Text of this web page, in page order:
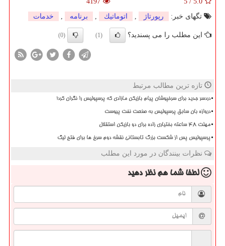
تگهای خبر:
رپورتاژ , اتوماتیك , برنامه , خدمات
این مطلب را می پسندید؟ (1)
(0)
تازه ترین مطالب مرتبط
دردسر جدید برای سرخپوشان پیام بازیکن مازادی که پرسپولیس را نگران کرد!
دروازه بان سابق پرسپولیس به صنعت نفت پیوست
مهلت 48 ساعته بختیاری زاده برای دو بازیکن استقلال
پرسپولیس پس از شکست بزرگ تابستانی نقشه دوم سرخ ها برای فتح لیگ
نظرات بینندگان در مورد این مطلب
لطفا شما همنظر دهید